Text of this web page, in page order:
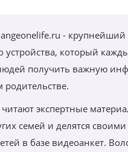
- крупнейший
устройства, который
получить важную
экспертные
семей и делятся
в базе видеоанкет.